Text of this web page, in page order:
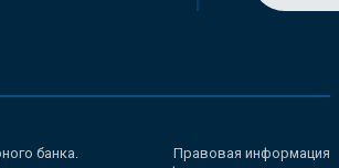
банка.
Правовая информация